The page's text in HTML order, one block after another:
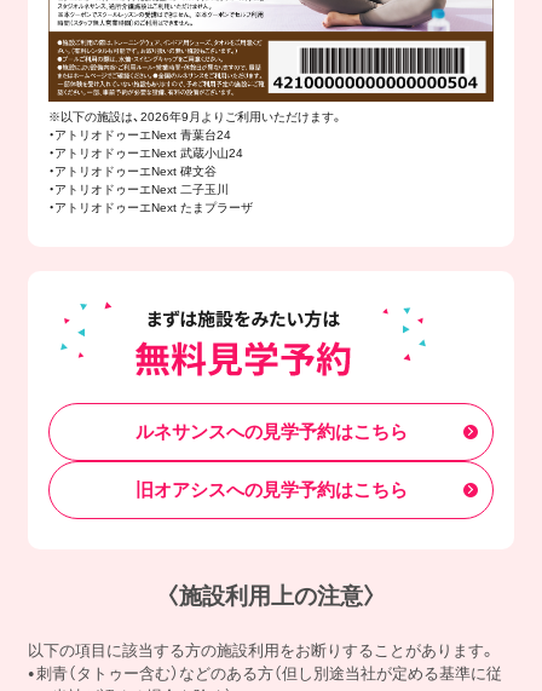
※以下の施設は、2026年9月よりご利用いただけます。
・アトリオドゥーエNext 青葉台24
・アトリオドゥーエNext 武蔵小山24
・アトリオドゥーエNext 碑文谷
・アトリオドゥーエNext 二子玉川
・アトリオドゥーエNext たまプラーザ
ルネサンスへの見学予約はこちら
旧オアシスへの見学予約はこちら
〈施設利用上の注意〉
以下の項目に該当する方の施設利用をお断りすることがあります。
刺青（タトゥー含む）などのある方（但し別途当社が定める基準に従